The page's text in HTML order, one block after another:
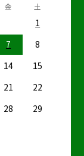
金 土
1
7
8
14
15
21
22
28
29